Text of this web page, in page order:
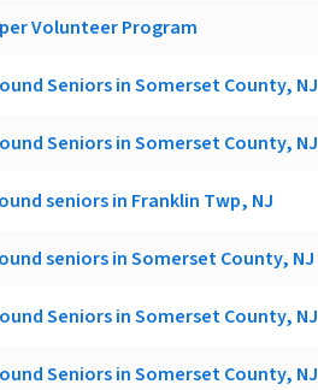
Volunteer Program
Seniors in Somerset County, NJ
Seniors in Somerset County, NJ
seniors in Franklin Twp, NJ
seniors in Somerset County, NJ
Seniors in Somerset County, NJ
Seniors in Somerset County, NJ